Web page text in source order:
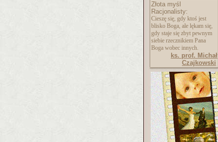
Złota myśl
Racjonalisty:
Cieszę się, gdy ktoś jest
blisko Boga, ale lękam się,
gdy staje się zbyt pewnym
siebie rzecznikiem Pana
Boga wobec innych.
ks. prof. Michał
Czajkowski